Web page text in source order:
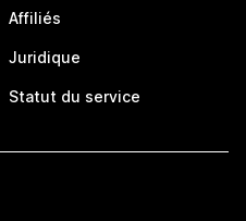
Affiliés
Juridique
Statut du service